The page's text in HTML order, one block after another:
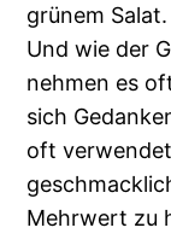
grünem
Und wie der
nehmen es
sich
oft
Mehrwert zu